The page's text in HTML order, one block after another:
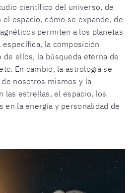
científico del universo, de
espacio, cómo se expande, de
permiten a los planetas
la composición
de ellos, la búsqueda eterna de
En cambio, la astrología se
nosotros mismos y la
las estrellas, el espacio, los
en la energía y personalidad de